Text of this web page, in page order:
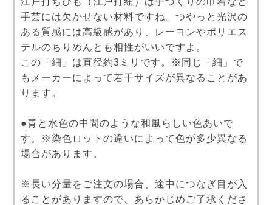
手芸には欠かせない材料ですね。つやっと光沢の
ある質感には高級感があり、レーヨンやポリエス
テルのちりめんとも相性がいいですよ。
この「細」は直径約3ミリです。※同じ「細」で
もメーカーによって若干サイズが異なることがあ
ります。
●青と水色の中間のような和風らしい色あいで
す。※染色ロットの違いによって色が多少異なる
場合があります。
※長い分量をご注文の場合、途中につなぎ目が入
ることがありますので、あらかじめご了承くださ